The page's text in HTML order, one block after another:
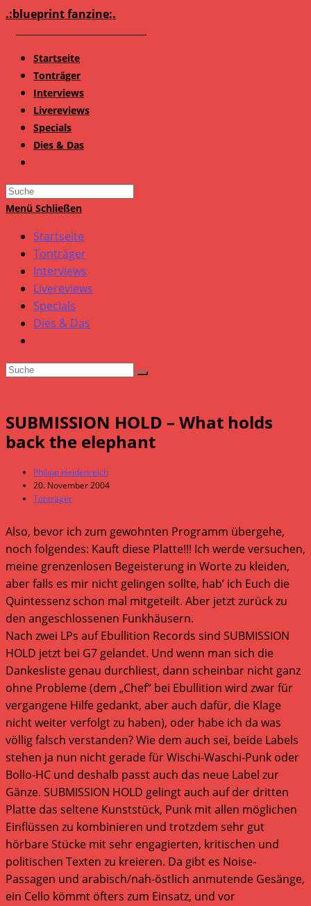
Zum
.:blueprint fanzine:.
Startseite
Tonträger
Interviews
Livereviews
Specials
Dies & Das
Search
this
Menü Schließen
Startseite
Tonträger
Interviews
Livereviews
Specials
Dies & Das
SUBMISSION HOLD – What holds
back the elephant
Beitrags-
Autor:
Philipp Heidenreich
Beitrag
veröffentlicht:
20. November 2004
Beitrags-
Tonträger
Also, bevor ich zum gewohnten Programm übergehe,
noch folgendes: Kauft diese Platte!!! Ich werde versuchen,
meine grenzenlosen Begeisterung in Worte zu kleiden,
aber falls es mir nicht gelingen sollte, hab’ ich Euch die
Quintessenz schon mal mitgeteilt. Aber jetzt zurück zu
den angeschlossenen Funkhäusern.
Nach zwei LPs auf Ebullition Records sind SUBMISSION
HOLD jetzt bei G7 gelandet. Und wenn man sich die
Dankesliste genau durchliest, dann scheinbar nicht ganz
ohne Probleme (dem „Chef“ bei Ebullition wird zwar für
vergangene Hilfe gedankt, aber auch dafür, die Klage
nicht weiter verfolgt zu haben), oder habe ich da was
völlig falsch verstanden? Wie dem auch sei, beide Labels
stehen ja nun nicht gerade für Wischi-Waschi-Punk oder
Bollo-HC und deshalb passt auch das neue Label zur
Gänze. SUBMISSION HOLD gelingt auch auf der dritten
Platte das seltene Kunststück, Punk mit allen möglichen
Einflüssen zu kombinieren und trotzdem sehr gut
hörbare Stücke mit sehr engagierten, kritischen und
politischen Texten zu kreieren. Da gibt es Noise-
Passagen und arabisch/nah-östlich anmutende Gesänge,
ein Cello kömmt öfters zum Einsatz, und vor